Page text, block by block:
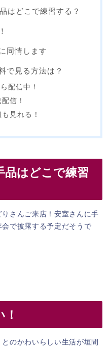
はどこで練習する？
同情します
で見る方法は？
配信中！
信！
見れる！
品はどこで練習
さんご来店！安室さんに手
で披露する予定だそうで
のかわいらしい生活が垣間